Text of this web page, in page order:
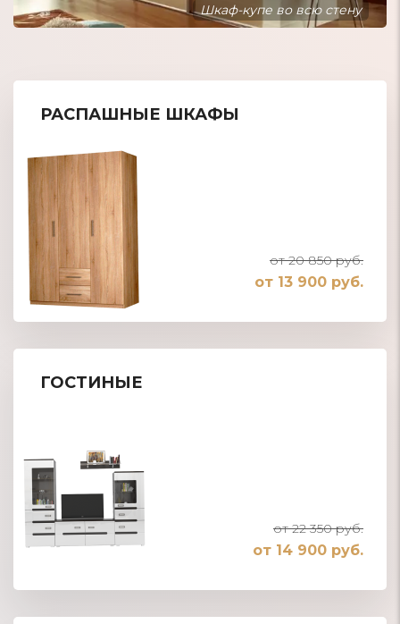
Шкаф-купе встроенный в нишу
РАСПАШНЫЕ ШКАФЫ
от 20 850 руб.
от 13 900 руб.
ГОСТИНЫЕ
от 22 350 руб.
от 14 900 руб.